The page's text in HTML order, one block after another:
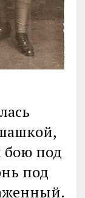
бою под
под